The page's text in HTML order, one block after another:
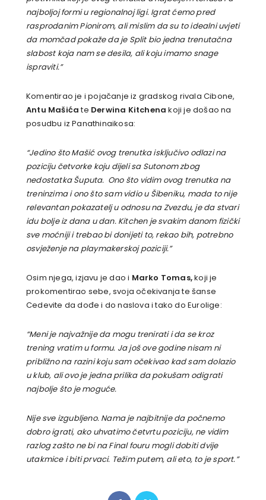
najboljoj formi u regionalnoj ligi. Igrat ćemo pred
rasprodanim Pionirom, ali mislim da su to idealni uvjeti
da momčad pokaže da je Split bio jedna trenutačna
slabost koja nam se desila, ali koju imamo snage
ispraviti.”
Komentirao je i pojačanje iz gradskog rivala Cibone,
Antu Mašićate Derwina Kitchena koji je došao na
posudbu iz Panathinaikosa:
“Jedino što Mašić ovog trenutka isključivo odlazi na
poziciju četvorke koju dijeli sa Sutonom zbog
nedostatka Šuputa. Ono što vidim ovog trenutka na
treninzima i ono što sam vidio u Šibeniku, mada to nije
relevantan pokazatelj u odnosu na Zvezdu, je da stvari
idu bolje iz dana u dan. Kitchen je svakim danom fizički
sve moćniji i trebao bi donijeti to, rekao bih, potrebno
osvježenje na playmakerskoj poziciji.”
Osim njega, izjavu je dao i Marko Tomas,koji je
prokomentirao sebe, svoja očekivanja te šanse
Cedevite da dođe i do naslova i tako do Eurolige:
“Meni je najvažnije da mogu trenirati i da se kroz
trening vratim u formu. Ja još ove godine nisam ni
približno na razini koju sam očekivao kad sam dolazio
u klub, ali ovo je jedna prilika da pokušam odigrati
najbolje što je moguće.
Nije sve izgubljeno. Nama je najbitnije da počnemo
dobro igrati, ako uhvatimo četvrtu poziciju, ne vidim
razlog zašto ne bi na Final fouru mogli dobiti dvije
utakmice i biti prvaci. Težim putem, ali eto, to je sport.”